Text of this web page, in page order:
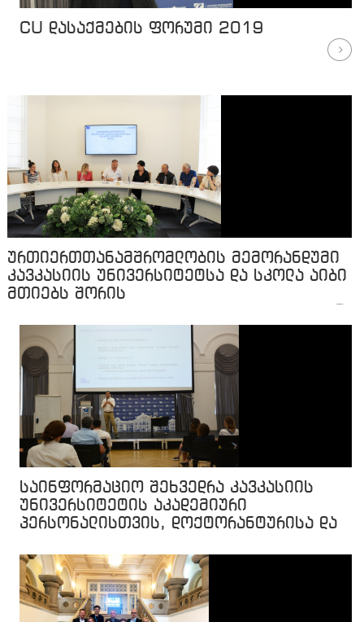
CU დასაქმების ფორუმი 2019
ურთიერთთანამშრომლობის მემორანდუმი
კავკასიის უნივერსიტეტსა და სკოლა აიბი
მთიებს შორის
საინფორმაციო შეხვედრა კავკასიის
უნივერსიტეტის აკადემიური
პერსონალისთვის, დოქტორანტურისა და